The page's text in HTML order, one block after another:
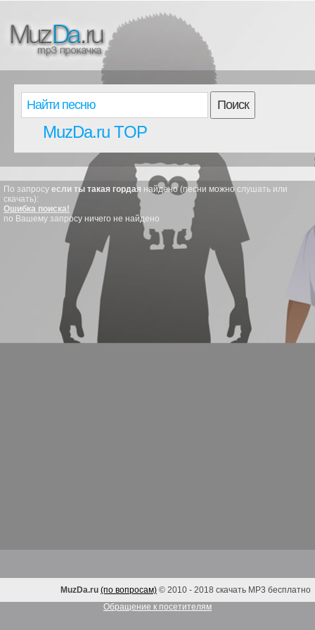
Поиск
MuzDa.ru TOP
По запросу если ты такая гордая найдено (песни можно слушать или
скачать):
Ошибка поиска!
по Вашему запросу ничего не найдено
MuzDa.ru (по вопросам) © 2010 - 2018 скачать MP3 бесплатно
Обращение к посетителям